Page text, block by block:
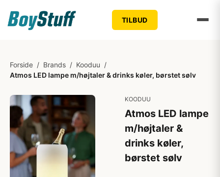
TILBUD
Forside / Brands / Kooduu /
Atmos LED lampe m/højtaler & drinks køler, børstet sølv
KOODUU
Atmos LED lampe
m/højtaler &
drinks køler,
børstet sølv